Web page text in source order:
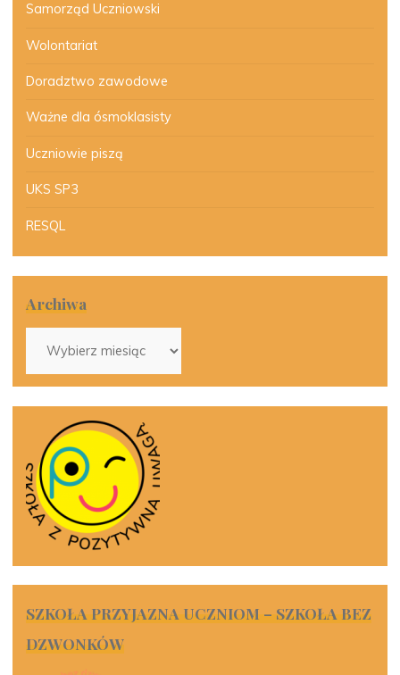
Samorząd Uczniowski
Wolontariat
Doradztwo zawodowe
Ważne dla ósmoklasisty
Uczniowie piszą
UKS SP3
RESQL
Archiwa
SZKOŁA PRZYJAZNA UCZNIOM – SZKOŁA BEZ
DZWONKÓW